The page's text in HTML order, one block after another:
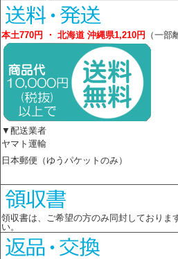
本土770円 ・ 北海道 沖縄県1,210円 （一部
▼配送業者
ヤマト運輸
日本郵便（ゆうパケットのみ）
領収書は、ご希望の方のみ同封しておりま
い。